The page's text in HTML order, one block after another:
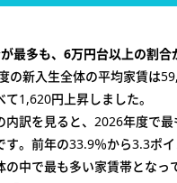
最多も、6万円台以上の割合
の新入生全体の平均家賃は
て1,620円上昇しました。
内訳を見ると、2026年度で
す。前年の33.9％から3.3ポ
の中で最も多い家賃帯となっ